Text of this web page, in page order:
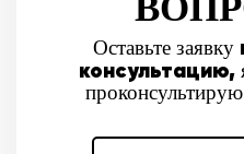
Оставьте заявку
консультацию,